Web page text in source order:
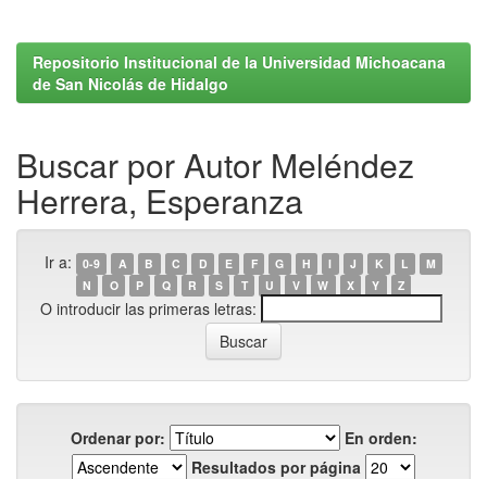
Repositorio Institucional de la Universidad Michoacana
de San Nicolás de Hidalgo
Buscar por Autor Meléndez
Herrera, Esperanza
Ir a: 0-9 A B C D E F G H I J K L
M
N
O P Q R S T U V W X Y Z
O introducir las primeras letras:
Ordenar por:
En orden:
Resultados por página